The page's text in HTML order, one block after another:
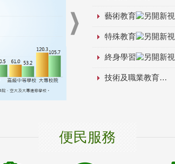
藝術教育
特殊教育
終身學習
技術及職業教育
便民服務